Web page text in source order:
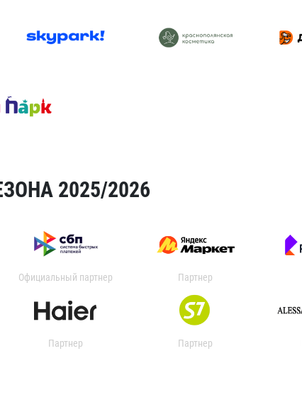
2025/2026
Официальный партнер Партнер
Партнер Партнер